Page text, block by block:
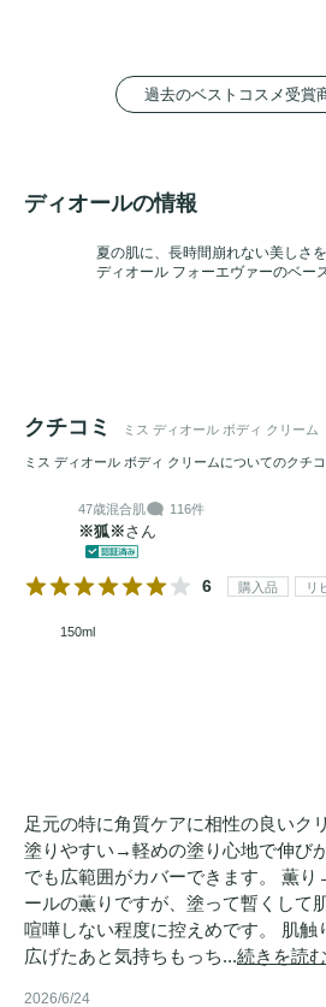
過去のベストコスメ受賞
ディオールの情報
夏の肌に、長時間崩れない美しさ
ディオール フォーエヴァーのベー
クチコミ ミス ディオール ボディ クリーム
ミス ディオール ボディ クリームについてのクチ
47歳混合肌 116件
※狐※さん
6 購入品 リ
150ml
足元の特に角質ケアに相性の良いク
塗りやすい→軽めの塗り心地で伸び
でも広範囲がカバーできます。 薫
ールの薫りですが、塗って暫くして
喧嘩しない程度に控えめです。 肌
広げたあと気持ちもっち...続きを読む
2026/6/24